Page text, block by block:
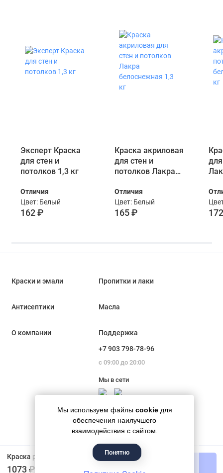
Краска резиновая высокоэластичная влагостойкая шелковисто-матовая Neomid цвет светло-зеленый 1,3 кг
1073 ₽
В корзину
Эксперт Краска
для стен и
потолков 1,3 кг
Отличия
Цвет: Белый
162 ₽
Краска акриловая
для стен и
потолков Лакра
кг
Отличия
Цвет: Белый
165 ₽
кг
Мы используем файлы cookie для
обеспечения наилучшего
взаимодействия с сайтом.
Понятно
Краски и эмали Пропитки и лаки
Антисептики Масла
О компании
Поддержка
+7 903 798-78-96
с 09:00 до 20:00
Мы в сети
Гипермаркет красок «Банапал», 2018 - 2026